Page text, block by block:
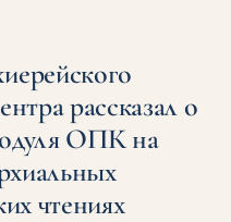
рассказал о
ОПК на
чтениях